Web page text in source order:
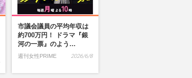
市議会議員の平均年収は
約700万円！ ドラマ『銀
河の一票』のよう…
週刊女性PRIME 2026/6/8